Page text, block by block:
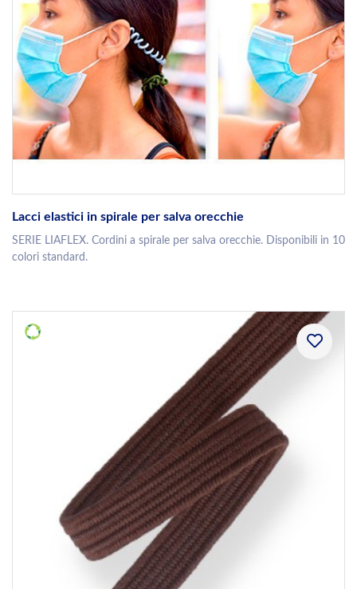
Lacci elastici in spirale per salva orecchie
SERIE LIAFLEX. Cordini a spirale per salva orecchie. Disponibili in 10
colori standard.